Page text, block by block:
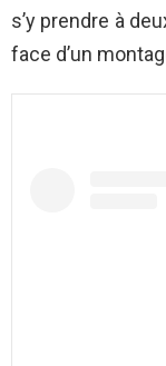
s’y prendre à
face d’un